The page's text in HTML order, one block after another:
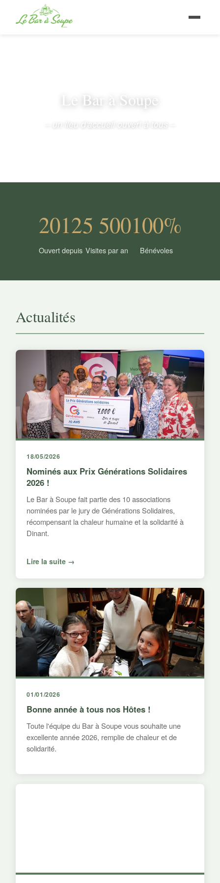
Le Bar à Soupe
– un lieu d'accueil ouvert à tous –
2012
Ouvert depuis
5 500
Visites par an
100%
Bénévoles
Actualités
18/05/2026
Nominés aux Prix Générations Solidaires
2026 !
Le Bar à Soupe fait partie des 10 associations
nominées par le jury de Générations Solidaires,
récompensant la chaleur humaine et la solidarité à
Dinant.
Lire la suite →
01/01/2026
Bonne année à tous nos Hôtes !
Toute l'équipe du Bar à Soupe vous souhaite une
excellente année 2026, remplie de chaleur et de
solidarité.